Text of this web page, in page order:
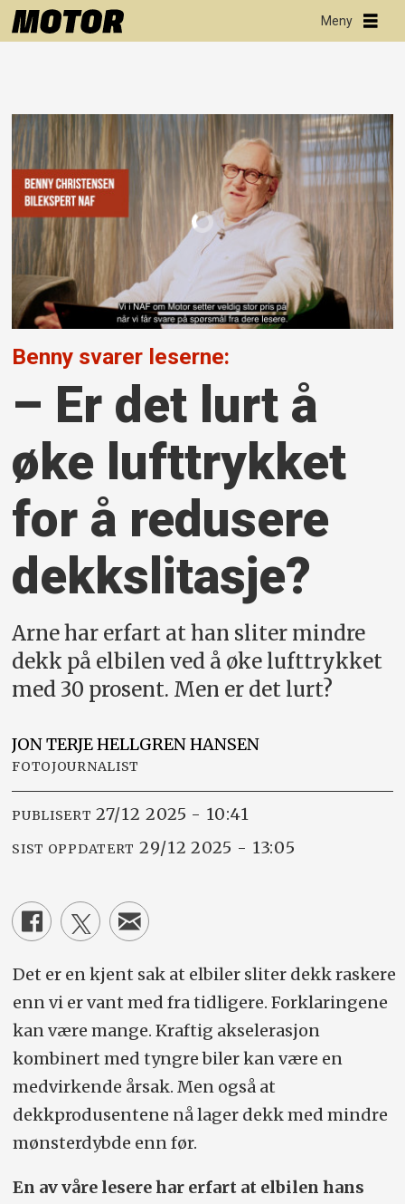
Benny svarer leserne:
– Er det lurt å
øke luft­trykket
for å redusere
dekk­slitasje?
Arne har erfart at han sliter mindre
dekk på elbilen ved å øke lufttrykket
med 30 prosent. Men er det lurt?
JON TERJE HELLGRENHANSEN
FOTOJOURNALIST
PUBLISERT 27/12 2025 - 10:41
SIST OPPDATERT 29/12 2025 - 13:05
Det er en kjent sak at elbiler sliter dekk raskere
enn vi er vant med fra tidligere. Forklaringene
kan være mange. Kraftig akselerasjon
kombinert med tyngre biler kan være en
medvirkende årsak. Men også at
dekkprodusentene nå lager dekk med mindre
mønsterdybde enn før.
En av våre lesere har erfart at elbilen hans